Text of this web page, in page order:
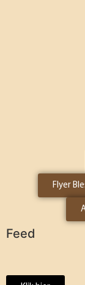
Flyer
Feed